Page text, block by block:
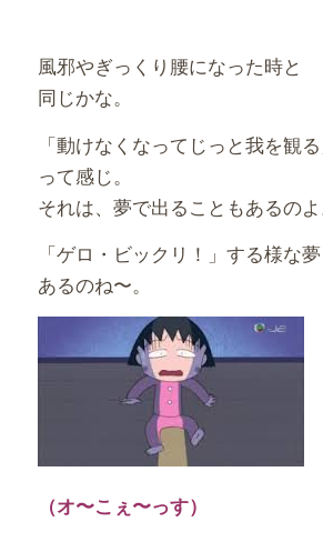
風邪やぎっくり腰になった時と
同じかな。
「動けなくなってじっと我を観る
って感じ。
それは、夢で出ることもあるのよ
「ゲロ・ビックリ！」する様な
あるのね〜。
（オ〜こぇ〜っす）